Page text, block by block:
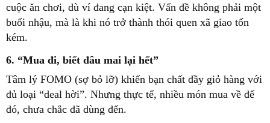
cuộc ăn chơi, dù ví đang cạn kiệt. Vấn đề không phải một
buổi nhậu, mà là khi nó trở thành thói quen xã giao tốn
kém.
6. “Mua đi, biết đâu mai lại hết”
Tâm lý FOMO (sợ bỏ lỡ) khiến bạn chất đầy giỏ hàng với
đủ loại “deal hời”. Nhưng thực tế, nhiều món mua về để
đó, chưa chắc đã dùng đến.